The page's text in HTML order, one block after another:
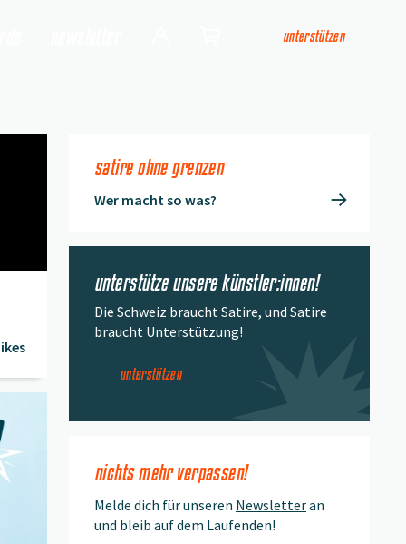
unterstützen
satire ohne grenzen
Wer macht so was?
unterstütze unsere künstler:innen!
Die Schweiz braucht Satire, und Satire
braucht Unterstützung!
unterstützen
nichts mehr verpassen!
Melde dich für unseren Newsletteran
und bleib auf dem Laufenden!